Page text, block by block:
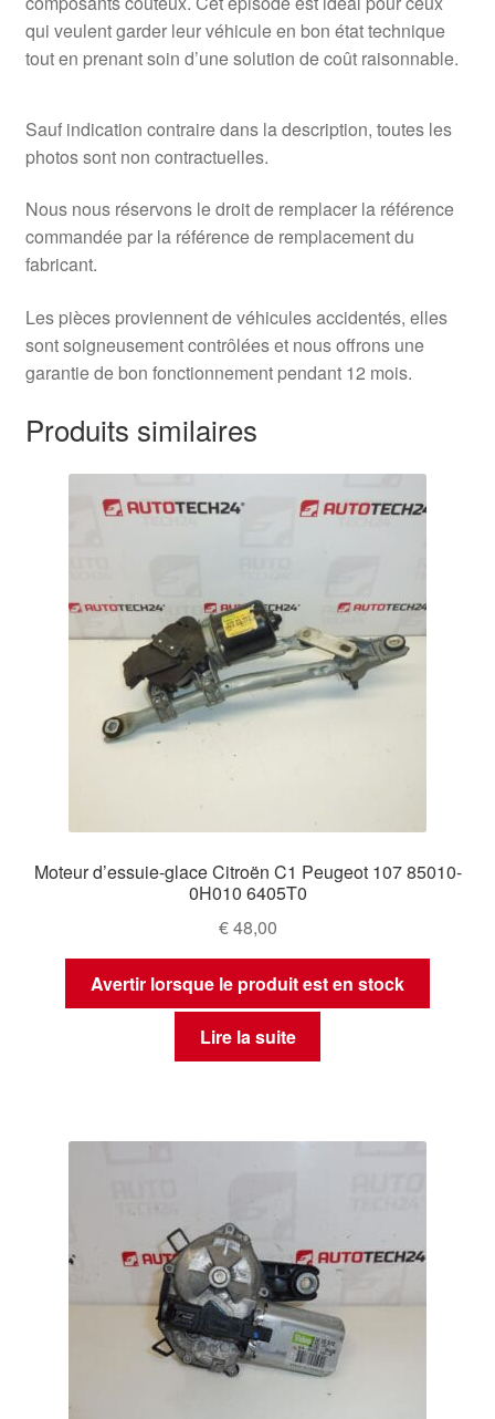
qui veulent garder leur véhicule en bon état technique
tout en prenant soin d’une solution de coût raisonnable.
Sauf indication contraire dans la description, toutes les
photos sont non contractuelles.
Nous nous réservons le droit de remplacer la référence
commandée par la référence de remplacement du
fabricant.
Les pièces proviennent de véhicules accidentés, elles
sont soigneusement contrôlées et nous offrons une
garantie de bon fonctionnement pendant 12 mois.
Produits similaires
Moteur d’essuie-glace Citroën C1 Peugeot 107 85010-
0H010 6405T0
€48,00
Avertir lorsque le produit est en stock
Lire la suite